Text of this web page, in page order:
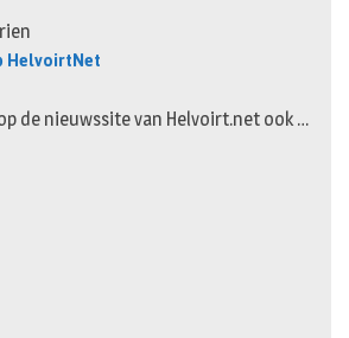
HelvoirtNet
de nieuwssite van Helvoirt.net ook …